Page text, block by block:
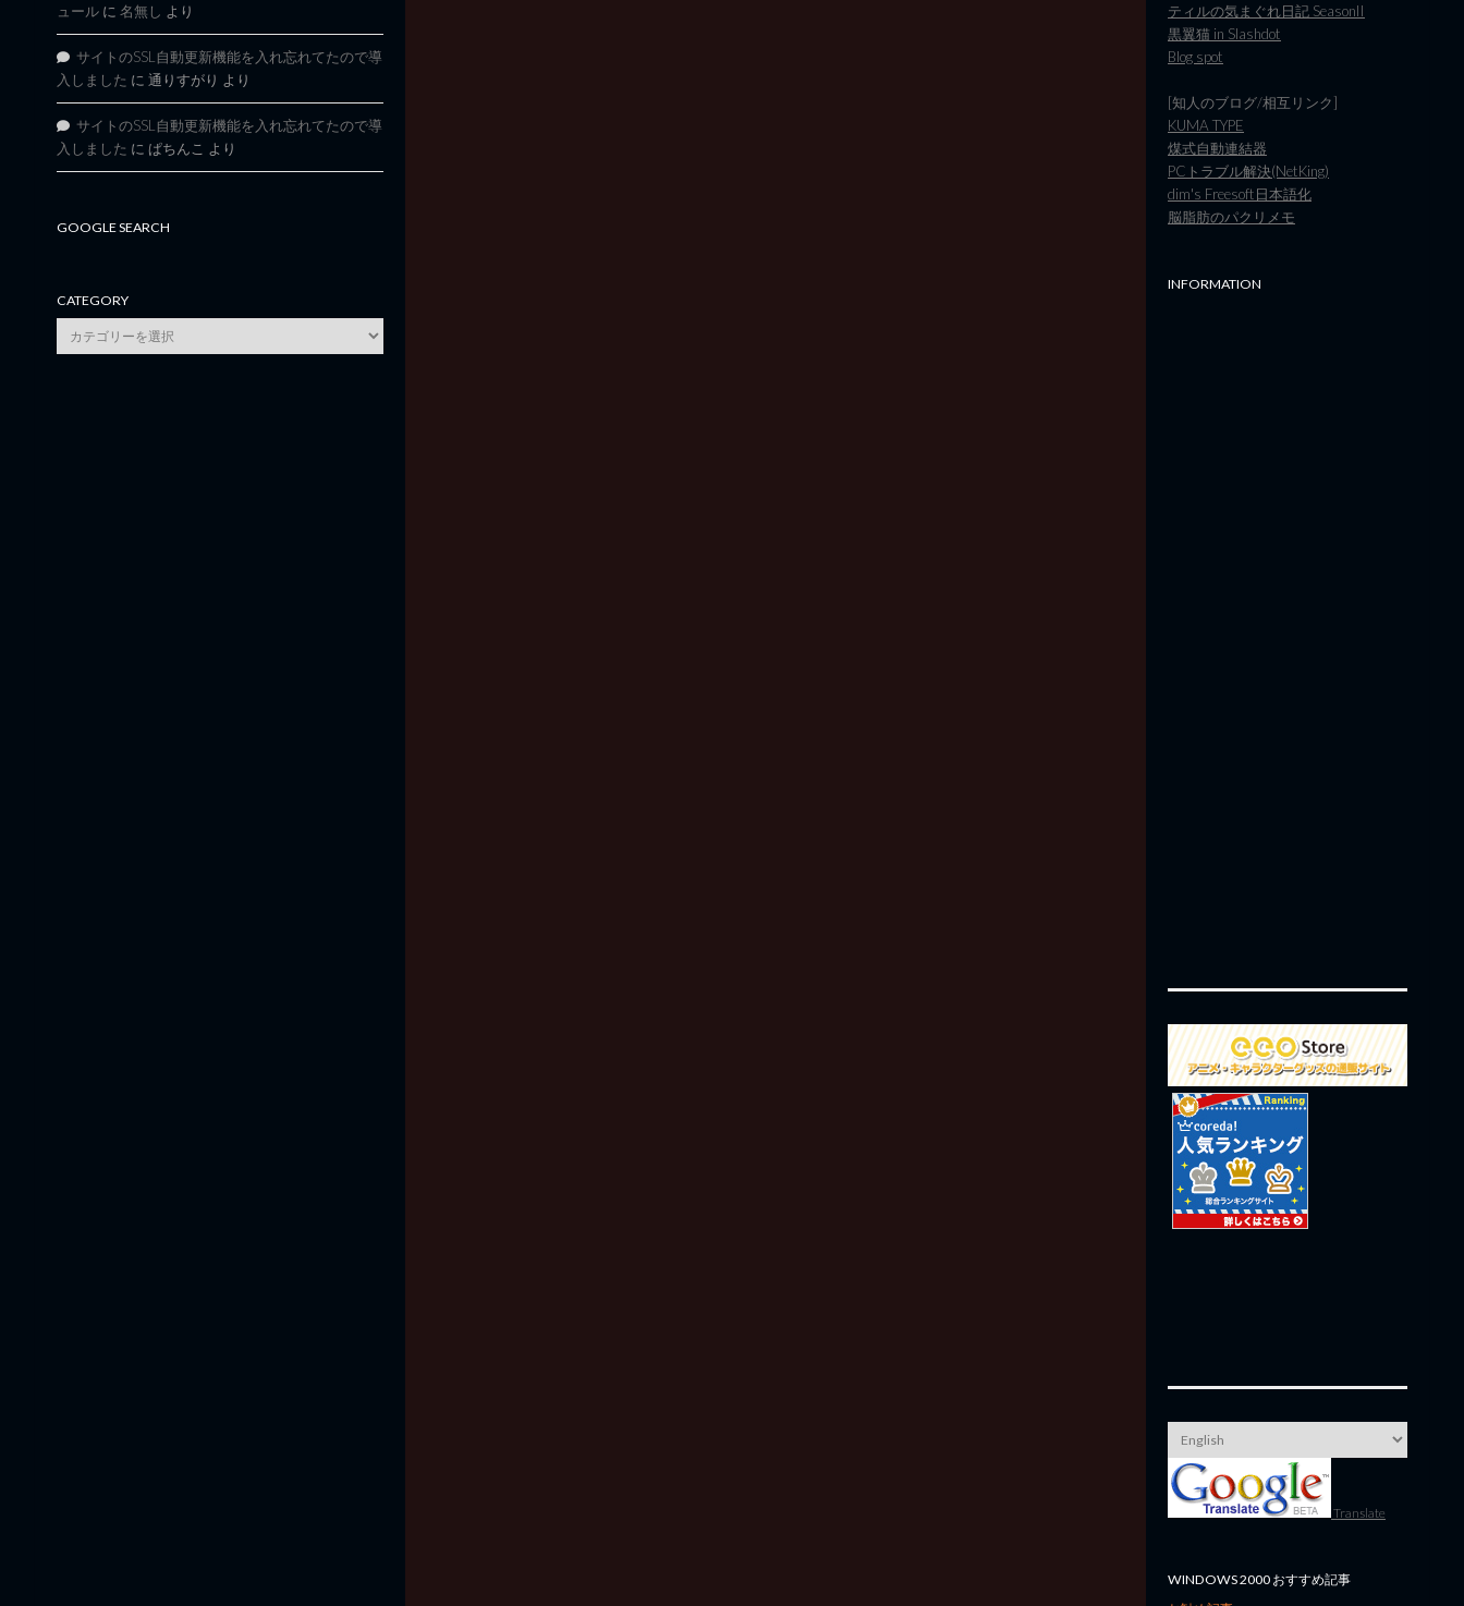
ュール に 名無し より
サイトのSSL自動更新機能を入れ忘れてたので導
入しました に 通りすがり より
サイトのSSL自動更新機能を入れ忘れてたので導
入しました に ぱちんこ より
GOOGLE SEARCH
CATEGORY
category
ティルの気まぐれ日記 SeasonII
黒翼猫 in Slashdot
Blog spot
[知人のブログ/相互リンク]
KUMA TYPE
煤式自動連結器
PCトラブル解決(NetKing)
dim's Freesoft日本語化
脳脂肪のパクリメモ
INFORMATION
Translate
WINDOWS 2000 おすすめ記事